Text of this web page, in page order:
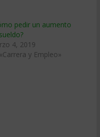
pedir un aumento
4, 2019
y Empleo»